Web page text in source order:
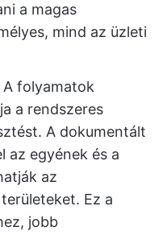
a magas
mind az üzleti
A folyamatok
a rendszeres
A dokumentált
az egyének és a
az
Ez a
jobb